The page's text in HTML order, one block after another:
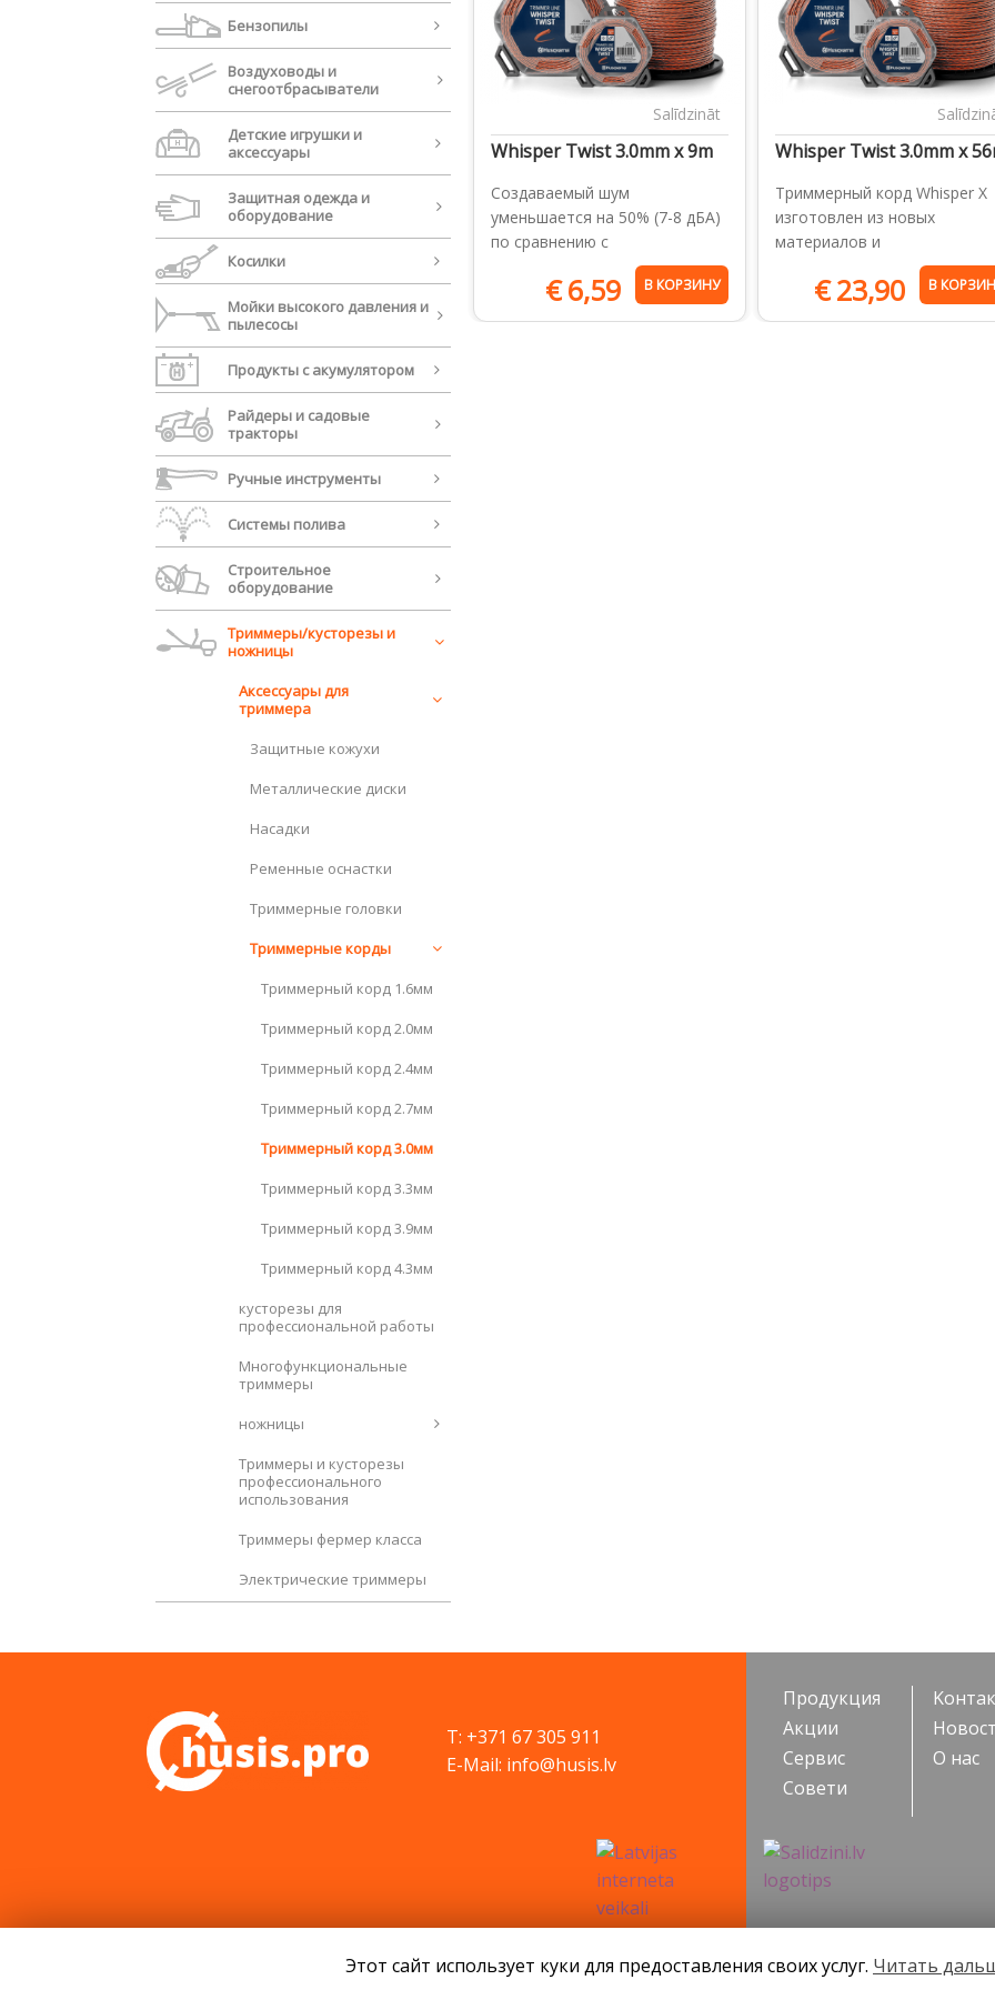
Бензопилы
Воздуховоды и
cнегоотбрасыватели
Детские игрушки и
аксессуары
Защитная одежда и
оборудование
Косилки
Мойки высокого давления и
пылесосы
Продукты с акумулятором
Райдеры и садовые
тракторы
Ручные инструменты
Системы полива
Строительное
оборудование
Триммеры/кусторезы и
ножницы
Аксессуары для
триммера
Защитные кожухи
Металлические диски
Насадки
Ременные оснастки
Триммерные головки
Триммерные корды
Триммерный корд 1.6мм
Триммерный корд 2.0мм
Триммерный корд 2.4мм
Триммерный корд 2.7мм
Триммерный корд 3.0мм
Триммерный корд 3.3мм
Триммерный корд 3.9мм
Триммерный корд 4.3мм
кусторезы для
профессиональной работы
Многофункциональные
триммеры
ножницы
Триммеры и кусторезы
профессионального
использования
Триммеры фермер класса
Электрические триммеры
Salīdzināt
Whisper Twist 3.0mm x 9m
Создаваемый шум
уменьшается на 50% (7-8 дБA)
по сравнению с
€6,59 В КОРЗИНУ
Whisper Twist 3.0mm x
Триммерный корд Whisper X
изготовлен из новых
материалов и
€23,90 В
T: +371 67 305 911
E-Mail: info@husis.lv
Продукция
Акции
Cервис
Cовети
О нас
SIA KONGS @ 2019 Разработчик ces.lv
Этот сайт использует куки для предоставления своих услуг. Читать